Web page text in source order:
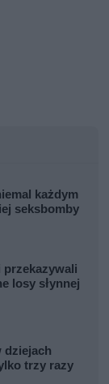
każdym
seksbomby
przekazywali
losy słynnej
dziejach
trzy razy